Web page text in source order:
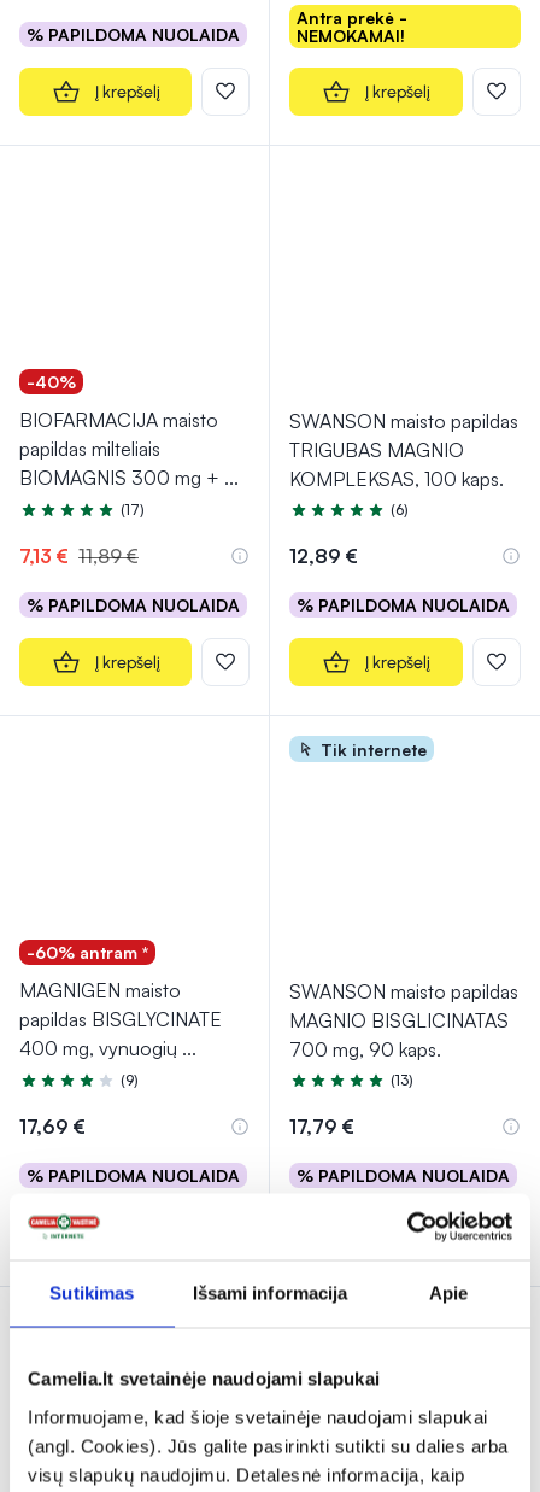
Sutikimas Išsami informacija Apie
Camelia.lt svetainėje naudojami slapukai
Informuojame, kad šioje svetainėje naudojami slapukai
(angl. Cookies). Jūs galite pasirinkti sutikti su dalies arba
visų slapukų naudojimu. Detalesnė informacija, kaip
% PAPILDOMA NUOLAIDA
Į krepšelį
Antra prekė -
NEMOKAMAI!
Į krepšelį
-40%
BIOFARMACIJA maisto
papildas milteliais
BIOMAGNIS 300 mg + ...
Įvertinimas 4.7 iš 5
(17)
7,13 € 11,89 €
% PAPILDOMA NUOLAIDA
Į krepšelį
SWANSON maisto papildas
TRIGUBAS MAGNIO
KOMPLEKSAS, 100 kaps.
Įvertinimas 5.0 iš 5
(6)
12,89 €
% PAPILDOMA NUOLAIDA
Į krepšelį
-60% antram *
MAGNIGEN maisto
papildas BISGLYCINATE
400 mg, vynuogių ...
Įvertinimas 4.4 iš 5
(9)
17,69 €
% PAPILDOMA NUOLAIDA
Į krepšelį
Tik internete
SWANSON maisto papildas
MAGNIO BISGLICINATAS
700 mg, 90 kaps.
Įvertinimas 4.8 iš 5
(13)
17,79 €
% PAPILDOMA NUOLAIDA
Į krepšelį